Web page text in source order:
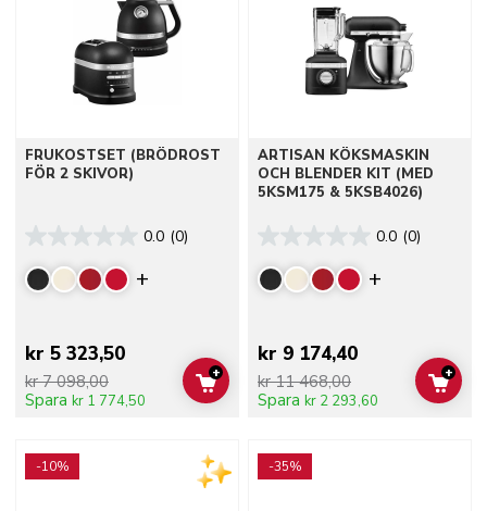
FRUKOSTSET (BRÖDROST
FÖR 2 SKIVOR)
0.0 (0)
Display more colors
kr 5 323,50
kr 7 098,00
Spara kr 1 774,50
ADD TO CART
+
ARTISAN KÖKSMASKIN
OCH BLENDER KIT (MED
5KSM175 & 5KSB4026)
0.0 (0)
Display
kr 9 174,40
kr 11 468,00
Spara kr 2 293,60
ADD
+
-10% -35%